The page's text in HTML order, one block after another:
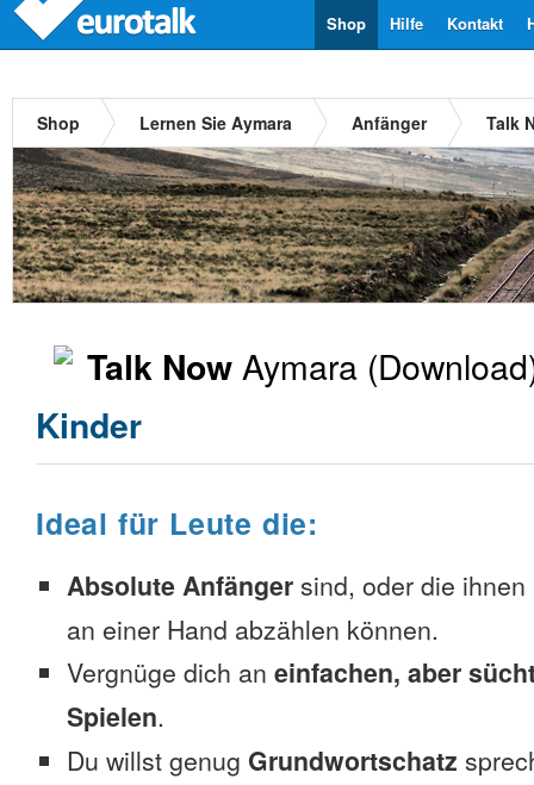
Kontakt
Hilfe
Shop
Shop Lernen Sie Aymara Anfänger Talk
Talk Now Aymara
Kinder
Ideal für Leute die:
Absolute Anfänger sind, oder die
an einer Hand abzählen können.
Vergnüge dich an einfachen, aber
Spielen.
Du willst genug Grundwortschatz